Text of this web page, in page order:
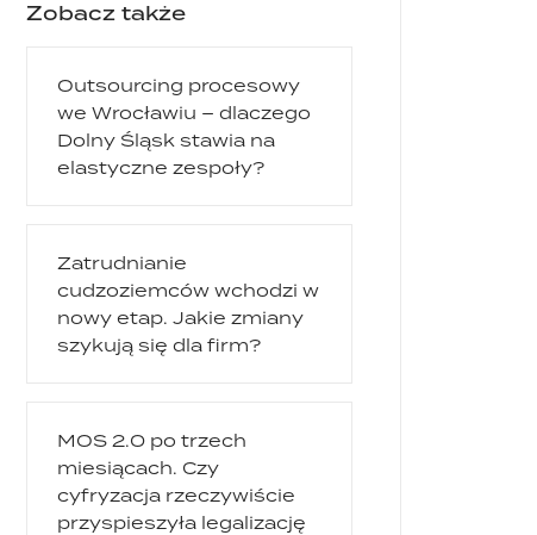
Zobacz także
Outsourcing procesowy
we Wrocławiu – dlaczego
Dolny Śląsk stawia na
elastyczne zespoły?
Zatrudnianie
cudzoziemców wchodzi w
nowy etap. Jakie zmiany
szykują się dla firm?
MOS 2.0 po trzech
miesiącach. Czy
cyfryzacja rzeczywiście
przyspieszyła legalizację